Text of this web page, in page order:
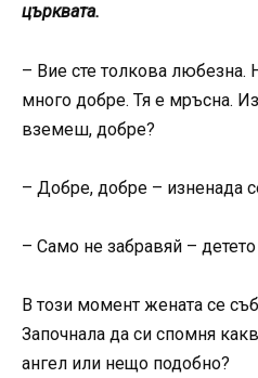
църквата.
– Вие сте толкова любезна.
много добре. Тя е мръсна.
вземеш, добре?
– Добре, добре – изненада
– Само не забравяй –
В този момент жената се
Започнала да си спомня
ангел или нещо подобно?